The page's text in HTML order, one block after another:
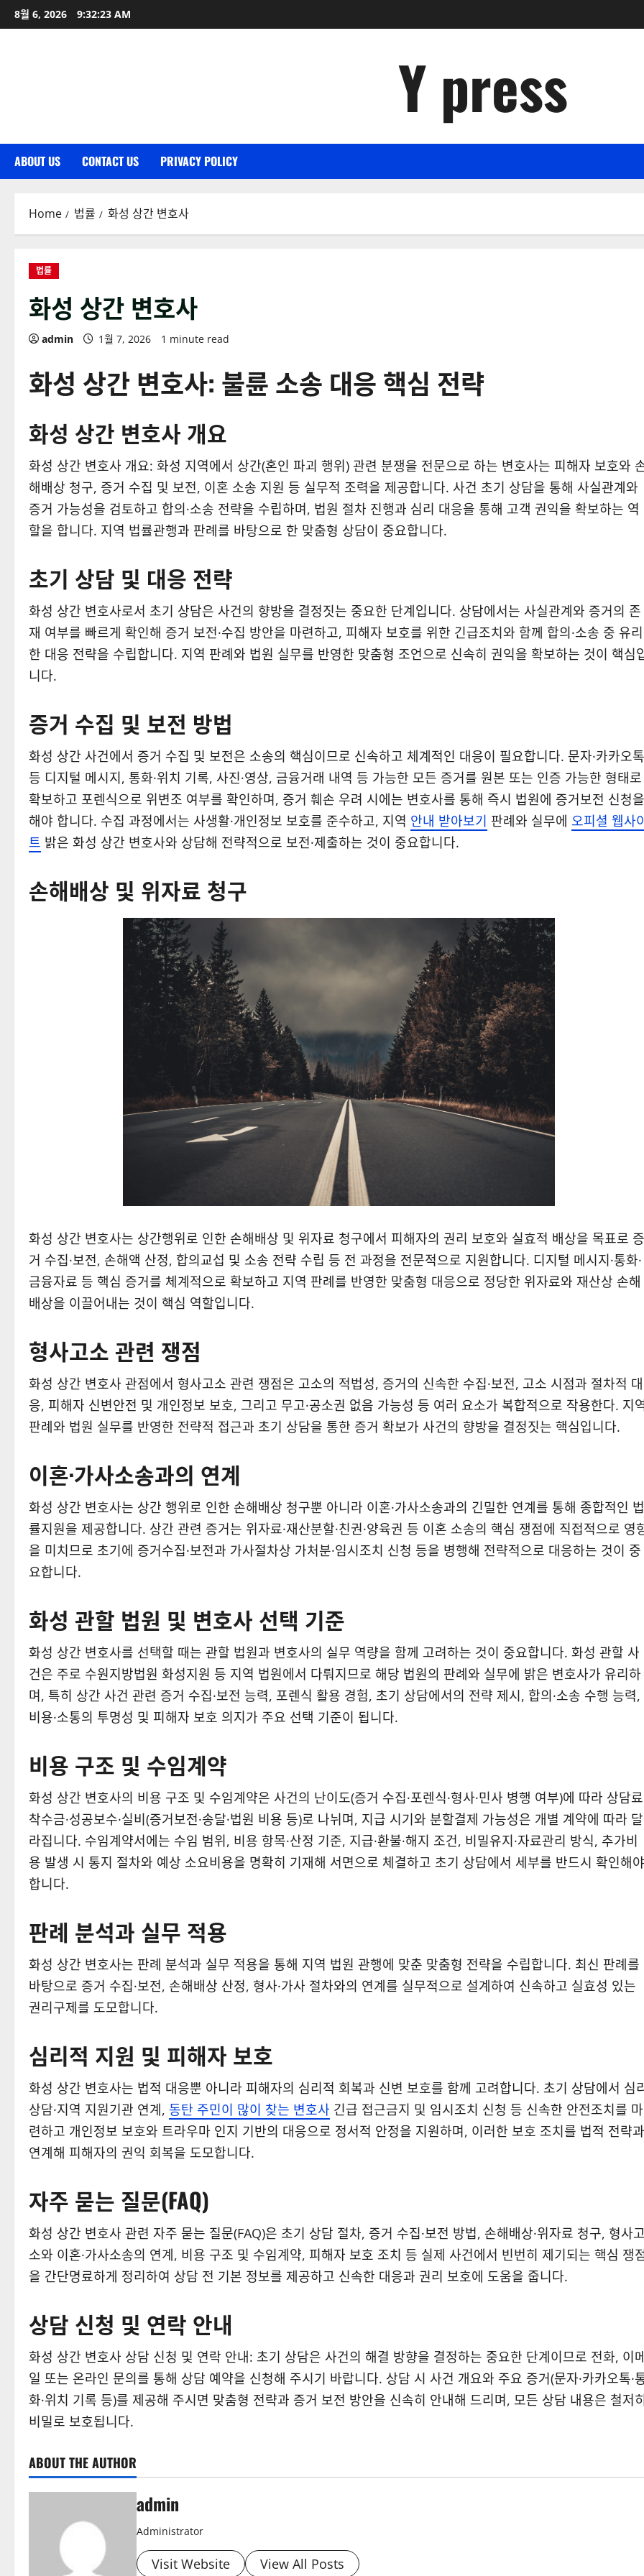
Skip
to
8월 6, 2026 9:32:24 AM
Y press
ABOUT US CONTACT US PRIVACY POLICY
Home 법률 화성 상간 변호사
법률
화성 상간 변호사
admin 1월 7, 2026 1 minute read
화성 상간 변호사: 불륜 소송 대응 핵심 전략
화성 상간 변호사 개요
화성 상간 변호사 개요: 화성 지역에서 상간(혼인 파괴 행위) 관련 분쟁을 전문으로 하는 변호사는 피해자 보호와
해배상 청구, 증거 수집 및 보전, 이혼 소송 지원 등 실무적 조력을 제공합니다. 사건 초기 상담을 통해 사실관계와
증거 가능성을 검토하고 합의·소송 전략을 수립하며, 법원 절차 진행과 심리 대응을 통해 고객 권익을 확보하는 역
할을 합니다. 지역 법률관행과 판례를 바탕으로 한 맞춤형 상담이 중요합니다.
초기 상담 및 대응 전략
화성 상간 변호사로서 초기 상담은 사건의 향방을 결정짓는 중요한 단계입니다. 상담에서는 사실관계와 증거의 존
재 여부를 빠르게 확인해 증거 보전·수집 방안을 마련하고, 피해자 보호를 위한 긴급조치와 함께 합의·소송 중 유리
한 대응 전략을 수립합니다. 지역 판례와 법원 실무를 반영한 맞춤형 조언으로 신속히 권익을 확보하는 것이 핵심
니다.
증거 수집 및 보전 방법
화성 상간 사건에서 증거 수집 및 보전은 소송의 핵심이므로 신속하고 체계적인 대응이 필요합니다. 문자·카카오톡
등 디지털 메시지, 통화·위치 기록, 사진·영상, 금융거래 내역 등 가능한 모든 증거를 원본 또는 인증 가능한 형태로
확보하고 포렌식으로 위변조 여부를 확인하며, 증거 훼손 우려 시에는 변호사를 통해 즉시 법원에 증거보전 신청을
해야 합니다. 수집 과정에서는 사생활·개인정보 보호를 준수하고, 지역 안내 받아보기 판례와 실무에 오피셜 웹사
트 밝은 화성 상간 변호사와 상담해 전략적으로 보전·제출하는 것이 중요합니다.
손해배상 및 위자료 청구
화성 상간 변호사는 상간행위로 인한 손해배상 및 위자료 청구에서 피해자의 권리 보호와 실효적 배상을 목표로 증
거 수집·보전, 손해액 산정, 합의교섭 및 소송 전략 수립 등 전 과정을 전문적으로 지원합니다. 디지털 메시지·통화·
금융자료 등 핵심 증거를 체계적으로 확보하고 지역 판례를 반영한 맞춤형 대응으로 정당한 위자료와 재산상 손해
배상을 이끌어내는 것이 핵심 역할입니다.
형사고소 관련 쟁점
화성 상간 변호사 관점에서 형사고소 관련 쟁점은 고소의 적법성, 증거의 신속한 수집·보전, 고소 시점과 절차적 대
응, 피해자 신변안전 및 개인정보 보호, 그리고 무고·공소권 없음 가능성 등 여러 요소가 복합적으로 작용한다. 지
판례와 법원 실무를 반영한 전략적 접근과 초기 상담을 통한 증거 확보가 사건의 향방을 결정짓는 핵심입니다.
이혼·가사소송과의 연계
화성 상간 변호사는 상간 행위로 인한 손해배상 청구뿐 아니라 이혼·가사소송과의 긴밀한 연계를 통해 종합적인 법
률지원을 제공합니다. 상간 관련 증거는 위자료·재산분할·친권·양육권 등 이혼 소송의 핵심 쟁점에 직접적으로 영
을 미치므로 초기에 증거수집·보전과 가사절차상 가처분·임시조치 신청 등을 병행해 전략적으로 대응하는 것이 중
요합니다.
화성 관할 법원 및 변호사 선택 기준
화성 상간 변호사를 선택할 때는 관할 법원과 변호사의 실무 역량을 함께 고려하는 것이 중요합니다. 화성 관할 사
건은 주로 수원지방법원 화성지원 등 지역 법원에서 다뤄지므로 해당 법원의 판례와 실무에 밝은 변호사가 유리하
며, 특히 상간 사건 관련 증거 수집·보전 능력, 포렌식 활용 경험, 초기 상담에서의 전략 제시, 합의·소송 수행 능력,
비용·소통의 투명성 및 피해자 보호 의지가 주요 선택 기준이 됩니다.
비용 구조 및 수임계약
화성 상간 변호사의 비용 구조 및 수임계약은 사건의 난이도(증거 수집·포렌식·형사·민사 병행 여부)에 따라 상담료
착수금·성공보수·실비(증거보전·송달·법원 비용 등)로 나뉘며, 지급 시기와 분할결제 가능성은 개별 계약에 따라 달
라집니다. 수임계약서에는 수임 범위, 비용 항목·산정 기준, 지급·환불·해지 조건, 비밀유지·자료관리 방식, 추가비
용 발생 시 통지 절차와 예상 소요비용을 명확히 기재해 서면으로 체결하고 초기 상담에서 세부를 반드시 확인해야
합니다.
판례 분석과 실무 적용
화성 상간 변호사는 판례 분석과 실무 적용을 통해 지역 법원 관행에 맞춘 맞춤형 전략을 수립합니다. 최신 판례를
바탕으로 증거 수집·보전, 손해배상 산정, 형사·가사 절차와의 연계를 실무적으로 설계하여 신속하고 실효성 있는
권리구제를 도모합니다.
심리적 지원 및 피해자 보호
화성 상간 변호사는 법적 대응뿐 아니라 피해자의 심리적 회복과 신변 보호를 함께 고려합니다. 초기 상담에서 심
상담·지역 지원기관 연계, 동탄 주민이 많이 찾는 변호사 긴급 접근금지 및 임시조치 신청 등 신속한 안전조치를 마
련하고 개인정보 보호와 트라우마 인지 기반의 대응으로 정서적 안정을 지원하며, 이러한 보호 조치를 법적 전략과
연계해 피해자의 권익 회복을 도모합니다.
자주 묻는 질문(FAQ)
화성 상간 변호사 관련 자주 묻는 질문(FAQ)은 초기 상담 절차, 증거 수집·보전 방법, 손해배상·위자료 청구, 형사
소와 이혼·가사소송의 연계, 비용 구조 및 수임계약, 피해자 보호 조치 등 실제 사건에서 빈번히 제기되는 핵심 쟁
을 간단명료하게 정리하여 상담 전 기본 정보를 제공하고 신속한 대응과 권리 보호에 도움을 줍니다.
상담 신청 및 연락 안내
화성 상간 변호사 상담 신청 및 연락 안내: 초기 상담은 사건의 해결 방향을 결정하는 중요한 단계이므로 전화, 이
일 또는 온라인 문의를 통해 상담 예약을 신청해 주시기 바랍니다. 상담 시 사건 개요와 주요 증거(문자·카카오톡·
화·위치 기록 등)를 제공해 주시면 맞춤형 전략과 증거 보전 방안을 신속히 안내해 드리며, 모든 상담 내용은 철저
비밀로 보호됩니다.
ABOUT THE AUTHOR
admin
Administrator
Visit Website View All Posts